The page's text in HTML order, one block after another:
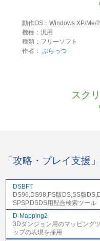
動作OS：Windows XP/Me/
機種：汎用
種類：フリーソフト
作者： ぷらっつ
スク
「攻略・プレイ支援
DSBFT
DS96,DS98,PS版DS,SS版
SPSP,DSDS用配合検索ツール
D-Mapping2
3Dダンジョン用のマッピング
ップの表現を採用